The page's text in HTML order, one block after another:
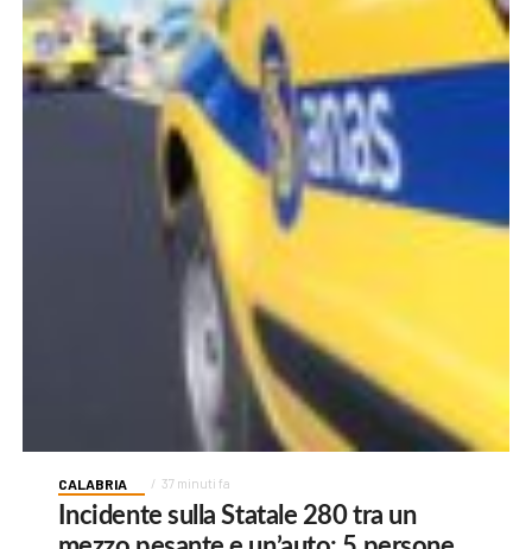
CALABRIA 37 minuti fa
Incidente sulla Statale 280 tra un